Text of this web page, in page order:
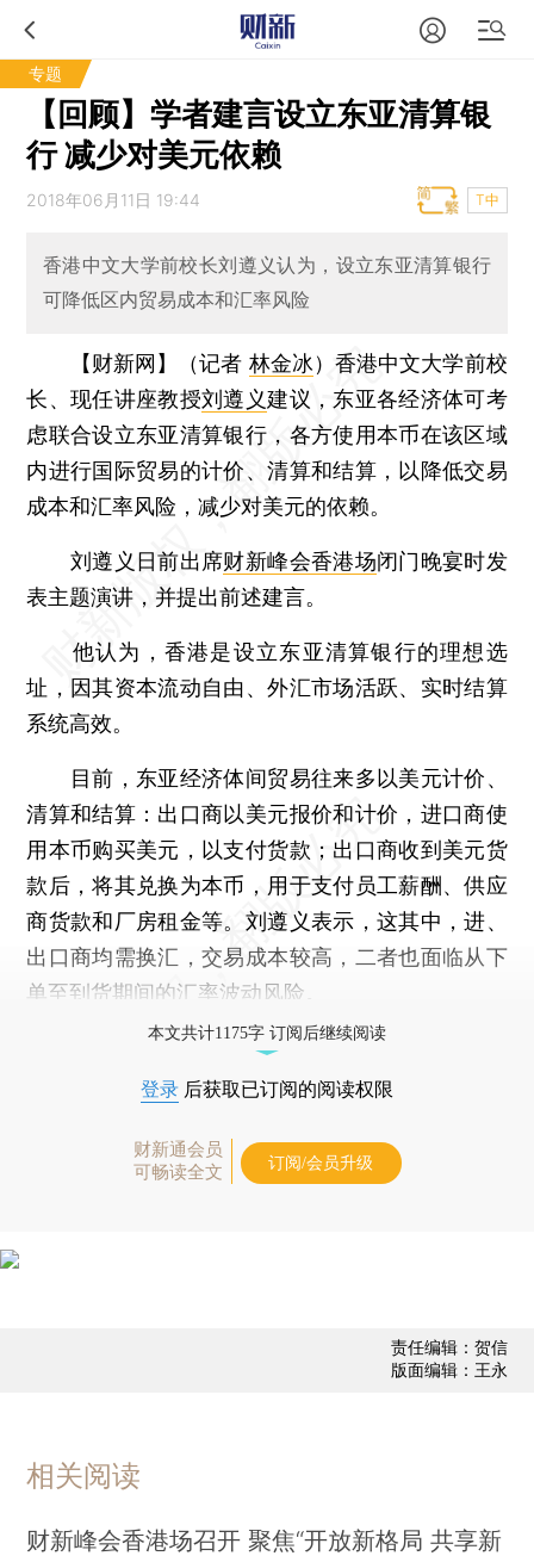
专题
【回顾】学者建言设立东亚清算银
行 减少对美元依赖
2018年06月11日 19:44 T中
香港中文大学前校长刘遵义认为，设立东亚清算银行
可降低区内贸易成本和汇率风险
【财新网】（记者 林金冰） 香港中文大学前校
长、现任讲座教授刘遵义建议，东亚各经济体可考
虑联合设立东亚清算银行，各方使用本币在该区域
内进行国际贸易的计价、清算和结算，以降低交易
成本和汇率风险，减少对美元的依赖。
刘遵义日前出席财新峰会香港场闭门晚宴时发
表主题演讲，并提出前述建言。
他认为，香港是设立东亚清算银行的理想选
址，因其资本流动自由、外汇市场活跃、实时结算
系统高效。
目前，东亚经济体间贸易往来多以美元计价、
清算和结算：出口商以美元报价和计价，进口商使
用本币购买美元，以支付货款；出口商收到美元货
款后，将其兑换为本币，用于支付员工薪酬、供应
商货款和厂房租金等。刘遵义表示，这其中，进、
出口商均需换汇，交易成本较高，二者也面临从下
单至到货期间的汇率波动风险。
本文共计1175字 订阅后继续阅读
登录 后获取已订阅的阅读权限
财新通会员
可畅读全文
订阅/会员升级
责任编辑：贺信
版面编辑：王永
相关阅读
财新峰会香港场召开 聚焦“开放新格局 共享新